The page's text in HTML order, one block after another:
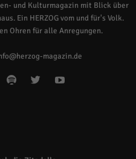
und Kulturmagazin mit Blick über
Ein HERZOG vom und für's Volk.
Ohren für alle Anregungen.
magazin.de